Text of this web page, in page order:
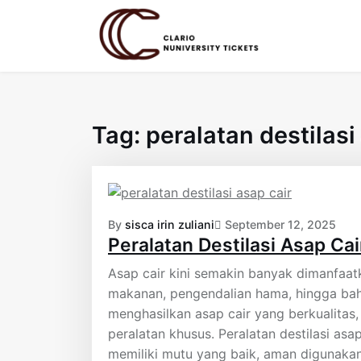
Tag: peralatan destilasi
By sisca irin zuliani September 12, 2025
Peralatan Destilasi Asap
Asap cair kini semakin banyak
makanan, pengendalian hama, hingga
menghasilkan asap cair yang
peralatan khusus. Peralatan destilasi
memiliki mutu yang baik, aman